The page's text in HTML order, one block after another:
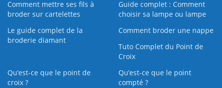
Comment mettre ses fils à
broder sur cartelettes
Guide complet : Comment
choisir sa lampe ou lampe
Le guide complet de la
broderie diamant
Comment broder une nappe
Tuto Complet du Point de
Croix
Qu’est-ce que le point de
croix ?
Qu’est-ce que le point
compté ?